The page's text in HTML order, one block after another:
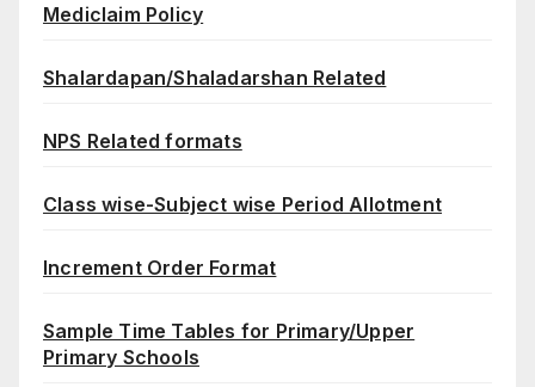
Mediclaim Policy
Shalardapan/Shaladarshan Related
NPS Related formats
Class wise-Subject wise Period Allotment
Increment Order Format
Sample Time Tables for Primary/Upper
Primary Schools